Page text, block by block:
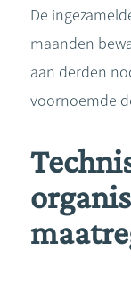
De
maanden
aan derden
voornoemde